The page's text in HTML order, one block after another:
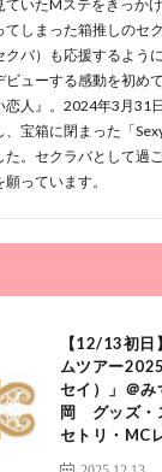
ていたMステをきっか
てしまった箱推しのセ
クバ）も応援するよう
ビューする感動を初め
恋人』。2024年3月31
、宝箱に閉まった「
た。セクラバとして過
っています。
【12/13初
ムツアー
セイ）」＠
岡 グッズ・
セトリ・MC